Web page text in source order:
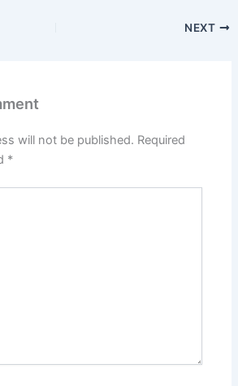
NEXT
will not be published. Required
*